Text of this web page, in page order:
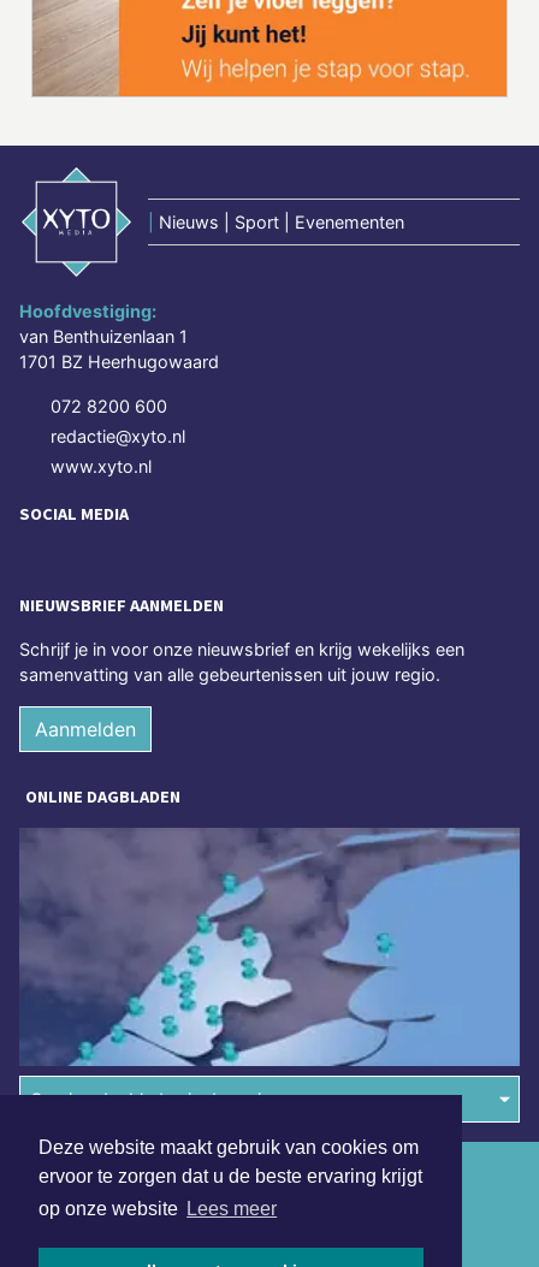
Deze website maakt gebruik van cookies om
ervoor te zorgen dat u de beste ervaring krijgt
op onze website Lees meer
Nieuws | Sport | Evenementen
Hoofdvestiging:
van Benthuizenlaan 1
1701 BZ Heerhugowaard
072 8200 600
redactie@xyto.nl
www.xyto.nl
SOCIAL MEDIA
NIEUWSBRIEF AANMELDEN
Schrijf je in voor onze nieuwsbrief en krijg wekelijks een
samenvatting van alle gebeurtenissen uit jouw regio.
Aanmelden
ONLINE DAGBLADEN
Overige dagbladen in de regio
Algemene voorwaarden
Disclaimer